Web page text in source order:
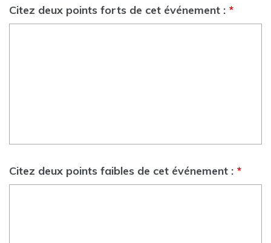
Citez deux points forts de cet événement : *
Citez deux points faibles de cet événement : *